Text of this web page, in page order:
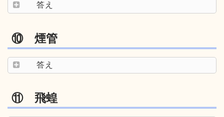
答え
⑩ 煙管
答え
⑪ 飛蝗